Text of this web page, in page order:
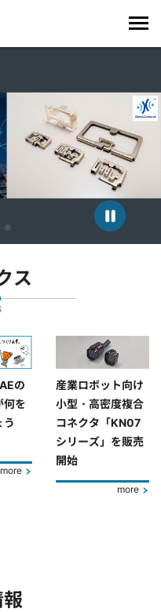
ス
の
何を
う
more
産業ロボット向け
小型・高密度複合
コネクタ「KN07
シリーズ」を販売
開始
more